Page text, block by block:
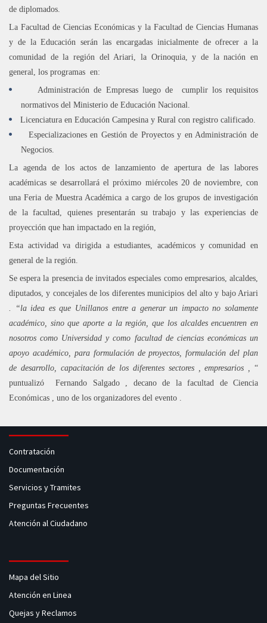
de diplomados.
La Facultad de Ciencias Económicas y la Facultad de Ciencias Humanas
y de la Educación serán las encargadas inicialmente de ofrecer a la
comunidad de la región del Ariari, la Orinoquia, y de la nación en
general, los programas en:
·
Administración de Empresas luego de
cumplir los requisitos
normativos del Ministerio de Educación Nacional.
·
Licenciatura en Educación Campesina y Rural con registro calificado.
·
Especializaciones en Gestión de Proyectos y en Administración de
Negocios.
La agenda de los actos de lanzamiento de apertura de las labores
académicas se desarrollará el próximo miércoles 20 de noviembre, con
una Feria de Muestra Académica a cargo de los grupos de investigación
de la facultad, quienes presentarán su trabajo y las experiencias de
proyección que han impactado en la región,
Esta actividad va dirigida a estudiantes, académicos y comunidad en
general de la región.
Se espera la presencia de invitados especiales como empresarios, alcaldes,
diputados, y concejales de los diferentes municipios del alto y bajo Ariari
. “la idea es que Unillanos entre a generar un impacto no solamente
académico, sino que aporte a la región, que los alcaldes encuentren en
nosotros como Universidad y como facultad de ciencias económicas un
apoyo académico, para formulación de proyectos, formulación del plan
de desarrollo, capacitación de los diferentes sectores , empresarios , “
puntualizó
Fernando Salgado , decano de la facultad de Ciencia
Económicas , uno de los organizadores del evento .
Contratación
Documentación
Servicios y Tramites
Preguntas Frecuentes
Atención al Ciudadano
Mapa del Sitio
Atención en Linea
Quejas y Reclamos